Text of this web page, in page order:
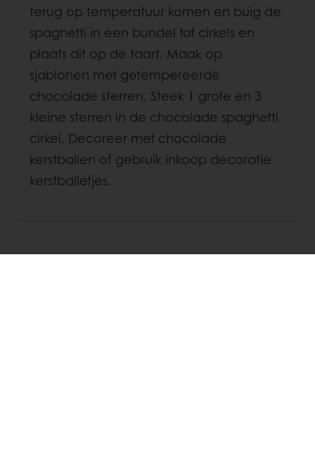
terug op temperatuur komen en buig de
spaghetti in een bundel tot cirkels en
plaats dit op de taart. Maak op
sjablonen met getempereerde
chocolade sterren. Steek 1 grote en 3
kleine sterren in de chocolade spaghetti
cirkel. Decoreer met chocolade
kerstballen of gebruik inkoop decoratie
kerstballetjes.